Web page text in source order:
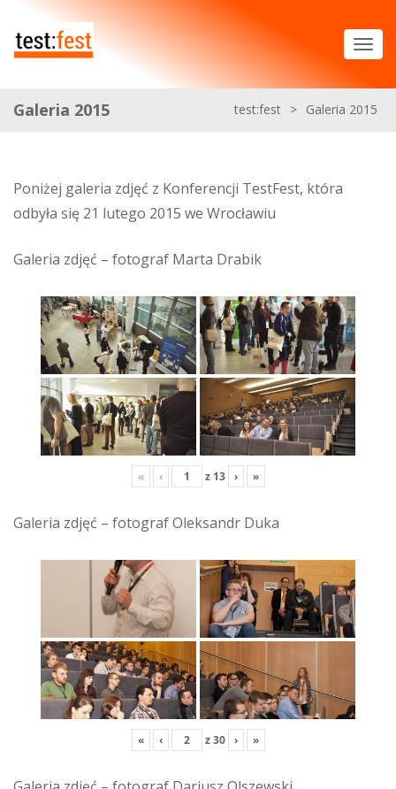
Galeria 2015 test:fest > Galeria 2015
Poniżej galeria zdjęć z Konferencji TestFest, która
odbyła się 21 lutego 2015 we Wrocławiu
Galeria zdjęć – fotograf Marta Drabik
« ‹ z 13 › »
Galeria zdjęć – fotograf Oleksandr Duka
« ‹ z30 › »